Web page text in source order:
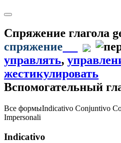
Спряжение глагола
спряжение
управлять,
жестикулировать
Вспомогательный
Все формыIndicativo Conjuntivo
Impersonali
Indicativo